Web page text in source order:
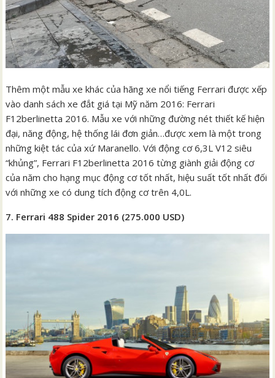
Thêm một mẫu xe khác của hãng xe nổi tiếng Ferrari được xếp
vào danh sách xe đắt giá tại Mỹ năm 2016: Ferrari
F12berlinetta 2016. Mẫu xe với những đường nét thiết kế hiện
đại, năng động, hệ thống lái đơn giản…được xem là một trong
những kiệt tác của xứ Maranello. Với động cơ 6,3L V12 siêu
“khủng”, Ferrari F12berlinetta 2016 từng giành giải động cơ
của năm cho hạng mục động cơ tốt nhất, hiệu suất tốt nhất đối
với những xe có dung tích động cơ trên 4,0L.
7. Ferrari 488 Spider 2016 (275.000 USD)